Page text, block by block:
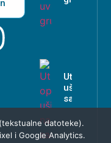
Uticaj
ušiju na
datoteke).
i Google Analytics.